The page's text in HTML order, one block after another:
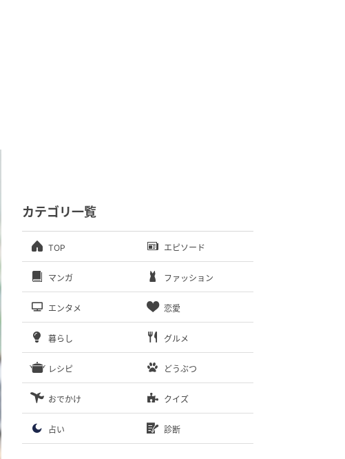
カテゴリ一覧
TOP エピソード
マンガ ファッション
エンタメ 恋愛
暮らし グルメ
レシピ どうぶつ
おでかけ クイズ
占い 診断